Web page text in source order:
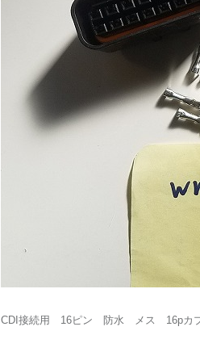
CDI接続用 16ピン 防水 メス 16p